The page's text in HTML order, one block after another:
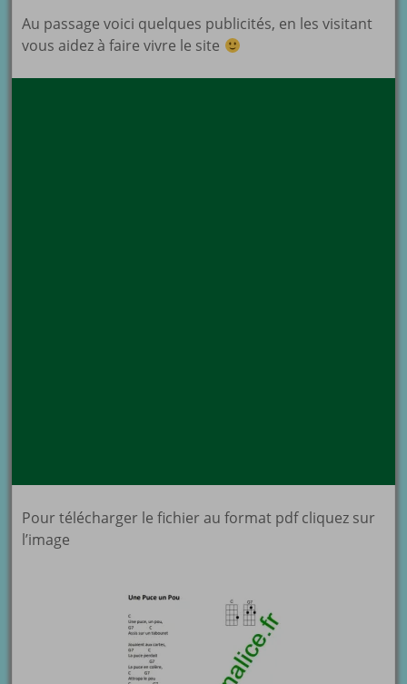
Au passage voici quelques publicités, en les visitant
vous aidez à faire vivre le site
Pour télécharger le fichier au format pdf cliquez sur
l’image